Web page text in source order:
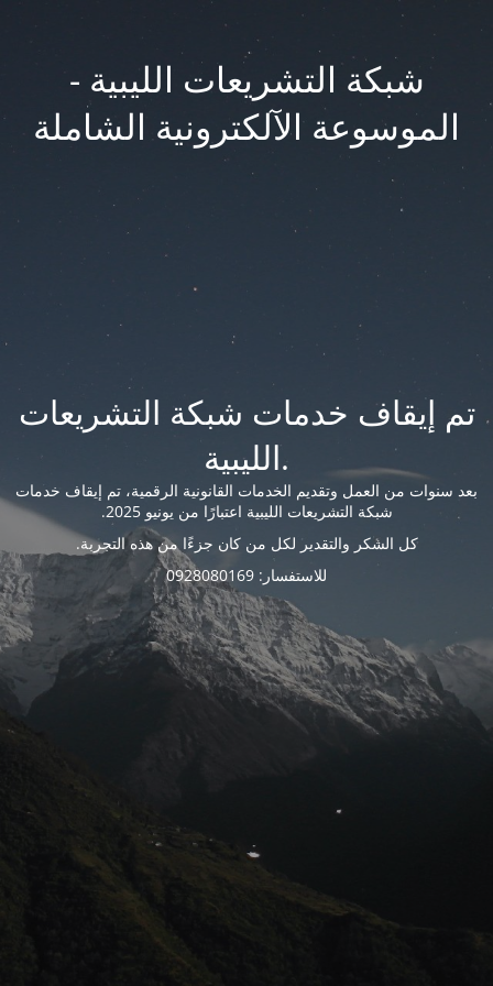
شبكة التشريعات الليبية -
الموسوعة الآلكترونية الشاملة
تم إيقاف خدمات شبكة التشريعات
الليبية.
بعد سنوات من العمل وتقديم الخدمات القانونية الرقمية، تم إيقاف خدمات
شبكة التشريعات الليبية اعتبارًا من يونيو 2025.
كل الشكر والتقدير لكل من كان جزءًا من هذه التجربة.
للاستفسار: 0928080169